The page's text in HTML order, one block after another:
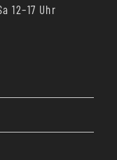
12–17 Uhr